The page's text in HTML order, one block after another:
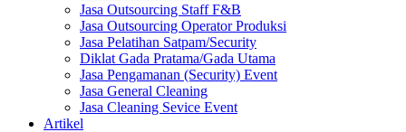
Jasa Outsourcing Staff F&B
Jasa Outsourcing Operator Produksi
Jasa Pelatihan Satpam/Security
Diklat Gada Pratama/Gada Utama
Jasa Pengamanan (Security) Event
Jasa General Cleaning
Jasa Cleaning Sevice Event
Artikel